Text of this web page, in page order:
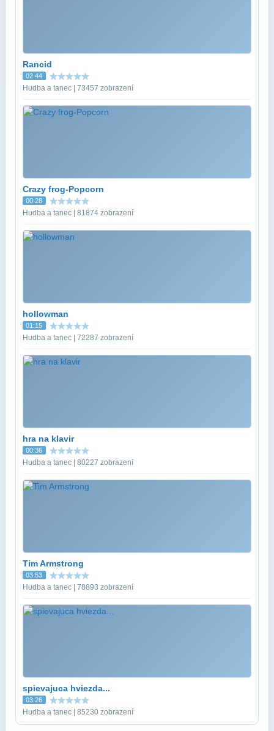
Rancid
02:44
Hudba a tanec | 73457 zobrazení
Crazy frog-Popcorn
00:28
Hudba a tanec | 81874 zobrazení
hollowman
01:15
Hudba a tanec | 72287 zobrazení
hra na klavir
00:36
Hudba a tanec | 80227 zobrazení
Tim Armstrong
03:53
Hudba a tanec | 78893 zobrazení
spievajuca hviezda...
03:26
Hudba a tanec | 85230 zobrazení